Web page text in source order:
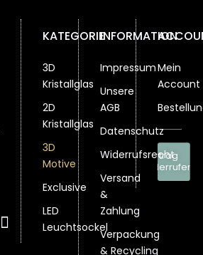
werden
KATEGORIE
3D
Kristallglas
2D
Kristallglas
3D
Motive
Exclusive
LED
Leuchtsockel
INFORMATION
Impressum
Unsere
AGB
Datenschutz
Widerrufsrecht
Versand
&
Zahlung
Verpackung
& Recycling
Mein
Account
Vertrag
widerrufen